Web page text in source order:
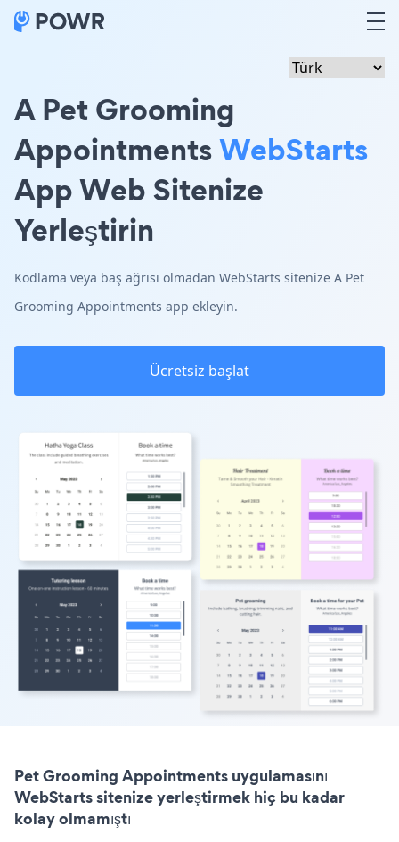
A Pet Grooming
AppointmentsWebStarts
App Web Sitenize
Yerleştirin
Kodlama veya baş ağrısı olmadan WebStarts sitenize A Pet
Grooming Appointments app ekleyin.
Ücretsiz başlat
Pet Grooming Appointments uygulamasını
WebStarts sitenize yerleştirmek hiç bu kadar
kolay olmamıştı